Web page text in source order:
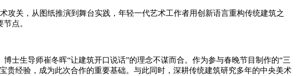
关，从图纸推演到舞台实践，年轻一代艺术工作者用创新语言重构传统建筑之
点。
生导师崔冬晖“让建筑开口说话”的理念不谋而合。作为参与春晚节目制作的“三
贵经验，成为此次合作的重要基础。与此同时，深耕传统建筑研究多年的中央美术